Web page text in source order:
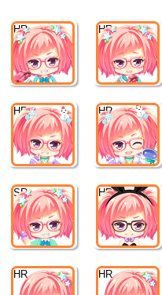
HR HR
HR HR
SR HR
HR HR